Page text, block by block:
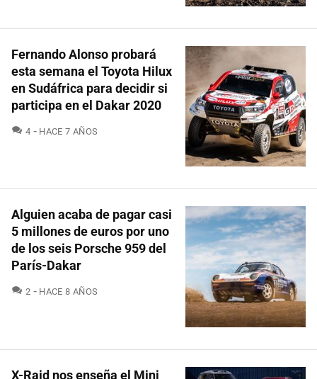
Fernando Alonso probará
esta semana el Toyota Hilux
en Sudáfrica para decidir si
participa en el Dakar 2020
4 COMENTARIOS
HACE 7 AÑOS
Alguien acaba de pagar casi
5 millones de euros por uno
de los seis Porsche 959 del
París-Dakar
2 COMENTARIOS
HACE 8 AÑOS
X-Raid nos enseña el Mini